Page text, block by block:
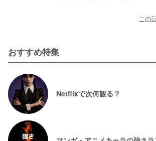
この
おすすめ特集
Netflixで次何観る？